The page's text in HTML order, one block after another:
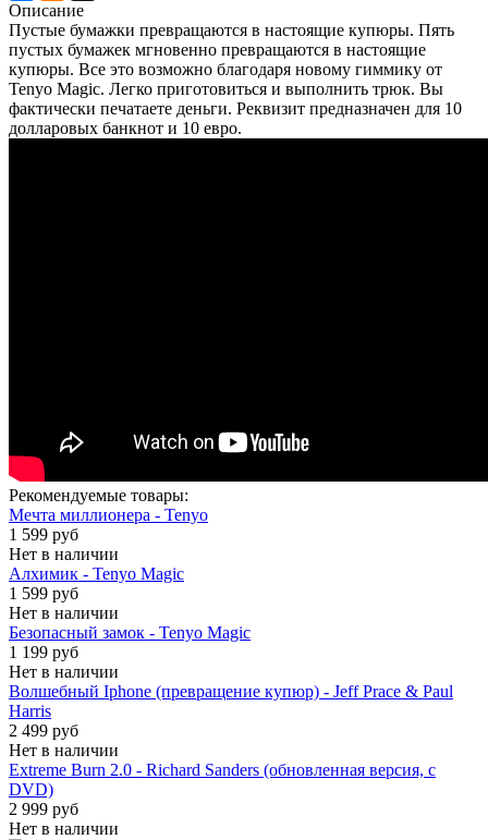
Описание
Пустые бумажки превращаются в настоящие купюры. Пять
пустых бумажек мгновенно превращаются в настоящие
купюры. Все это возможно благодаря новому гиммику от
Tenyo Magic. Легко приготовиться и выполнить трюк. Вы
фактически печатаете деньги. Реквизит предназначен для 10
долларовых банкнот и 10 евро.
Рекомендуемые товары:
Мечта миллионера - Tenyo
1 599 руб
Нет в наличии
Алхимик - Tenyo Magic
1 599 руб
Нет в наличии
Безопасный замок - Tenyo Magic
1 199 руб
Нет в наличии
Волшебный Iphone (превращение купюр) - Jeff Prace & Paul
Harris
2 499 руб
Нет в наличии
Extreme Burn 2.0 - Richard Sanders (обновленная версия, с
DVD)
2 999 руб
Нет в наличии